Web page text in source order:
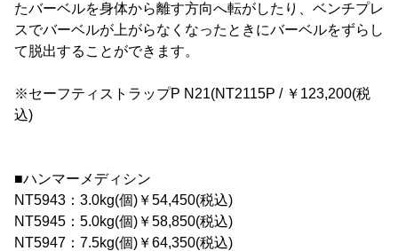
たバーベルを身体から離す方向へ転がしたり、ベンチプレ
スでバーベルが上がらなくなったときにバーベルをずらし
て脱出することができます。
※セーフティストラップP N21(NT2115P / ￥123,200(税
込)
■ハンマーメディシン
NT5943：3.0kg(個)￥54,450(税込)
NT5945：5.0kg(個)￥58,850(税込)
NT5947：7.5kg(個)￥64,350(税込)